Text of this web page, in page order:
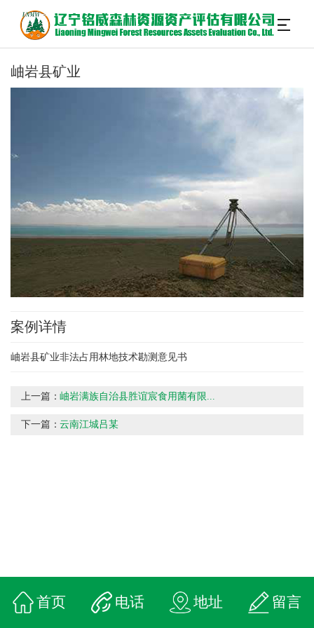
岫岩县矿业
案例详情
岫岩县矿业非法占用林地技术勘测意见书
上一篇：岫岩满族自治县胜谊宸食用菌有限...
下一篇：云南江城吕某
首页 电话 地址 留言